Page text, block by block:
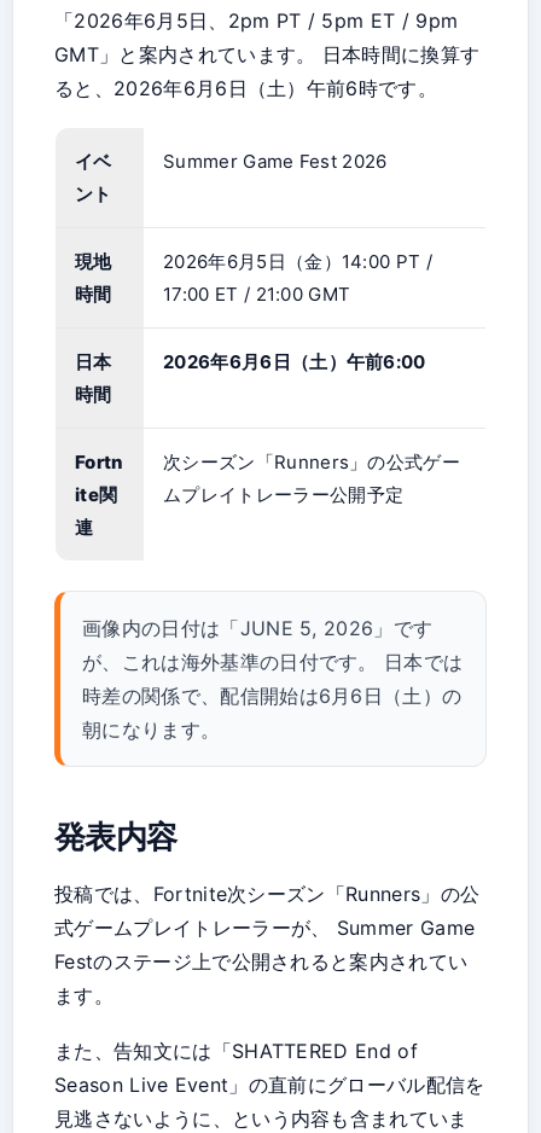
「2026年6月5日、2pm PT / 5pm ET / 9pm
GMT」と案内されています。 日本時間に換算す
ると、2026年6月6日（土）午前6時です。
イベ
ント
Summer Game Fest 2026
現地
時間
2026年6月5日（金）14:00 PT /
17:00 ET / 21:00 GMT
日本
時間
2026年6月6日（土）午前6:00
Fortn
ite関
連
次シーズン「Runners」の公式ゲー
ムプレイトレーラー公開予定
画像内の日付は「JUNE 5, 2026」です
が、これは海外基準の日付です。 日本では
時差の関係で、配信開始は6月6日（土）の
朝になります。
発表内容
投稿では、Fortnite次シーズン「Runners」の公
式ゲームプレイトレーラーが、 Summer Game
Festのステージ上で公開されると案内されてい
ます。
また、告知文には「SHATTERED End of
Season Live Event」の直前にグローバル配信を
見逃さないように、という内容も含まれていま